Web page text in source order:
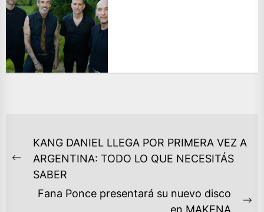
NAVEGACIÓN
DE
ENTRADAS
Previous
post:
KANG DANIEL LLEGA POR PRIMERA VEZ A
ARGENTINA: TODO LO QUE NECESITÁS
SABER
Fana Ponce presentará su nuevo disco
en MAKENA